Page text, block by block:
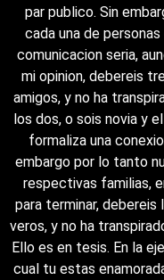
par publico. Sin
cada una de
comunicacion seria,
mi opinion, debereis
amigos, y no ha
los dos, o sois novia y
formaliza una
embargo por lo tanto
respectivas familias,
para terminar,
veros, y no ha
Ello es en tesis. En la
cual tu estas